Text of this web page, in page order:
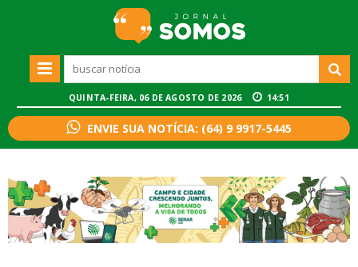
QUINTA-FEIRA, 06 DE AGOSTO DE 2026 14:51
ENVIE SUA NOTÍCIA: (64) 9 9917-5445